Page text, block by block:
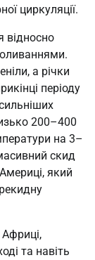
циркуляції.
відносно
а річки
періоду
200–400
на 3–
скид
Америці, який
та навіть